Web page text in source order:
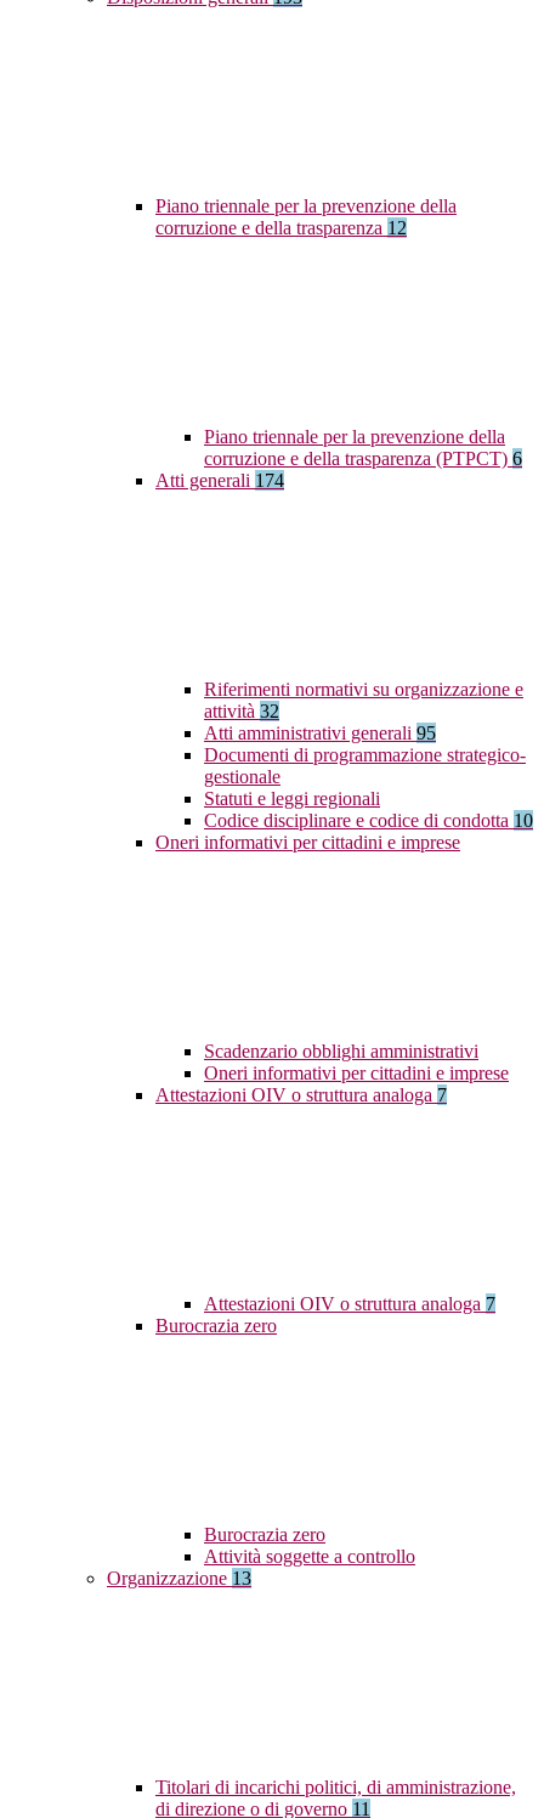
Piano triennale per la prevenzione della
corruzione e della trasparenza 12
Piano triennale per la prevenzione della
corruzione e della trasparenza (PTPCT) 6
Atti generali 174
Riferimenti normativi su organizzazione e
attività 32
Atti amministrativi generali 95
Documenti di programmazione strategico-
gestionale
Statuti e leggi regionali
Codice disciplinare e codice di condotta 10
Oneri informativi per cittadini e imprese
Scadenzario obblighi amministrativi
Oneri informativi per cittadini e imprese
Attestazioni OIV o struttura analoga 7
Attestazioni OIV o struttura analoga 7
Burocrazia zero
Burocrazia zero
Attività soggette a controllo
Organizzazione 13
Titolari di incarichi politici, di amministrazione,
di direzione o di governo 11